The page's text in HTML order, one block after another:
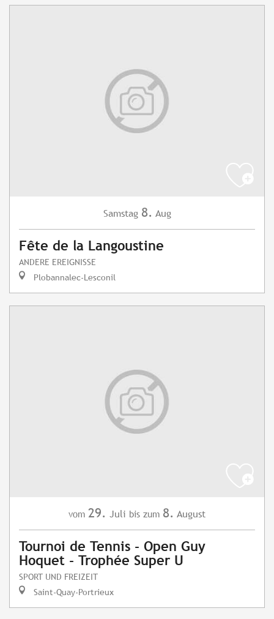
Samstag 8. Aug
Fête de la Langoustine
ANDERE EREIGNISSE
Plobannalec-Lesconil
vom 29. Juli bis zum 8. August
Tournoi de Tennis - Open Guy
Hoquet - Trophée Super U
SPORT UND FREIZEIT
Saint-Quay-Portrieux